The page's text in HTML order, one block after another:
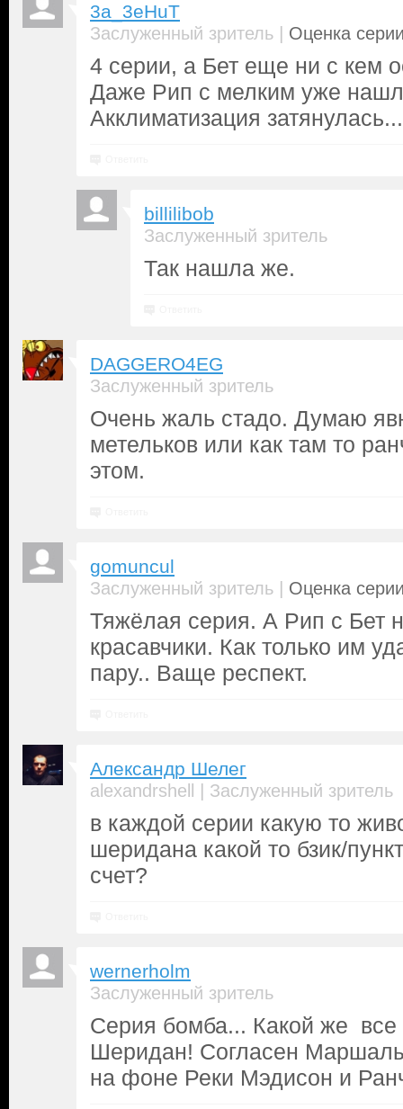
3a_3eHuT
Заслуженный зритель | Оценка
4 серии, а Бет еще ни с кем
Даже Рип с мелким уже
Акклиматизация затянулась...
billilibob
Заслуженный зритель
Так нашла же.
DAGGERO4EG
Заслуженный зритель
Очень жаль стадо. Думаю
метельков или как там то
этом.
gomuncul
Заслуженный зритель | Оценка
Тяжёлая серия. А Рип с Бет
красавчики. Как только им
пару.. Ваще респект.
Александр Шелег
alexandrshell | Заслуженный зритель
в каждой серии какую то
шеридана какой то бзик/
счет?
wernerholm
Заслуженный зритель
Серия бомба... Какой же все
Шеридан! Согласен
на фоне Реки Мэдисон и